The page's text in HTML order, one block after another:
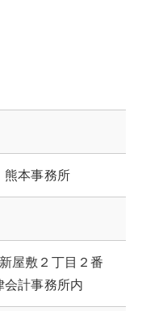
本事務所
屋敷２丁目２番
会計事務所内